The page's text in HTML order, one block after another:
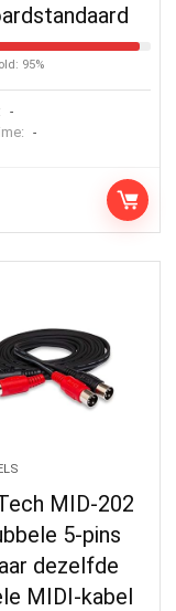
95%
-
-
MID-202
5-pins
dezelfde
MIDI-kabel